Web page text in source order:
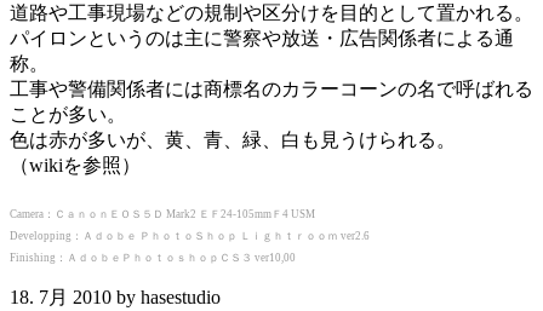
道路や工事現場などの規制や区分けを目的として置かれる。
パイロンというのは主に警察や放送・広告関係者による通
称。
工事や警備関係者には商標名のカラーコーンの名で呼ばれる
ことが多い。
色は赤が多いが、黄、青、緑、白も見うけられる。
（wikiを参照）
Camera：ＣａｎｏｎＥＯＳ５Ｄ Mark2 ＥＦ24-105mmＦ4 USM
Developping：Ａｄｏｂｅ ＰｈｏｔｏＳｈｏｐ Ｌｉｇｈｔｒｏｏｍ ver2.6
Finishing：ＡｄｏｂｅＰｈｏｔｏｓｈｏｐＣＳ３ ver10,00
18. 7月 2010 by hasestudio